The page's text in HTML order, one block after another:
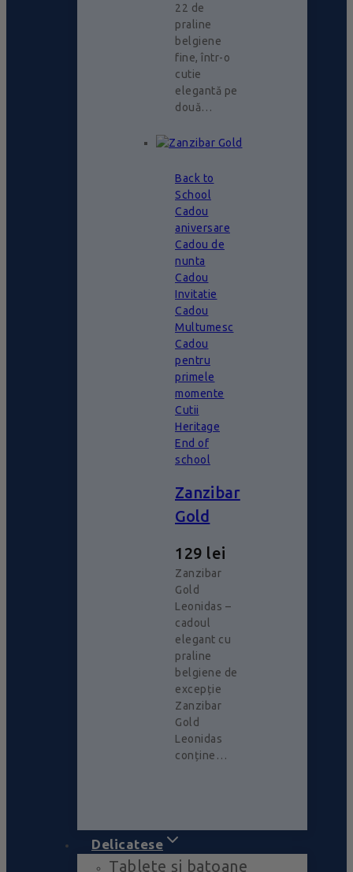
22 de
praline
belgiene
fine, într-o
cutie
elegantă pe
două…
Back to
School
Cadou
aniversare
Cadou de
nunta
Cadou
Invitatie
Cadou
Multumesc
Cadou
pentru
primele
momente
Cutii
Heritage
End of
school
Zanzibar
Gold
129 lei
Zanzibar
Gold
Leonidas –
cadoul
elegant cu
praline
belgiene de
excepție
Zanzibar
Gold
Leonidas
conține…
Delicatese
Tablete și batoane